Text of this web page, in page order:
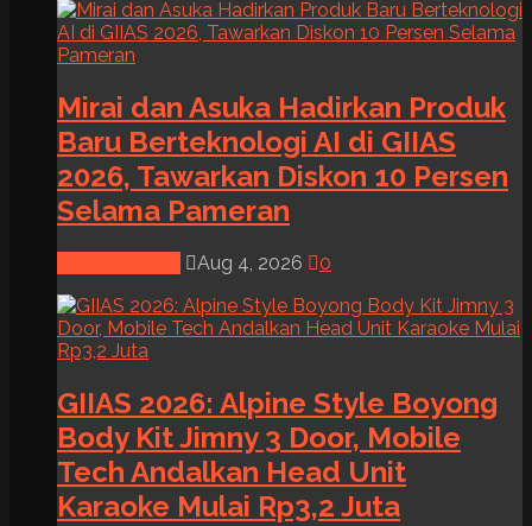
Mirai dan Asuka Hadirkan Produk
Baru Berteknologi AI di GIIAS
2026, Tawarkan Diskon 10 Persen
Selama Pameran
Aug 4, 2026 0
GIIAS 2026: Alpine Style Boyong
Body Kit Jimny 3 Door, Mobile
Tech Andalkan Head Unit
Karaoke Mulai Rp3,2 Juta